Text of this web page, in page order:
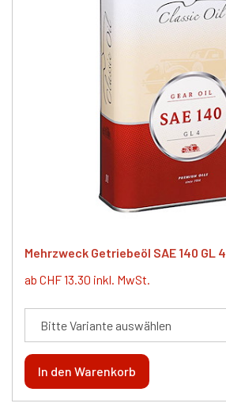
Mehrzweck Getriebeöl SAE 140 GL 4
ab CHF 13.30 inkl. MwSt.